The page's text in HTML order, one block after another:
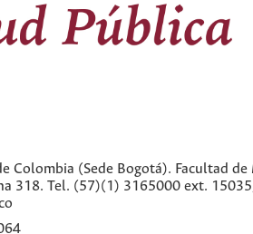
Colombia (Sede Bogotá). Facultad
318. Tel. (57)(1) 3165000 ext.